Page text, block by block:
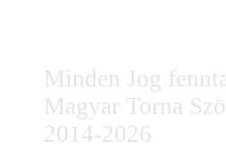
Minden Jog
Magyar Torna
2014-2026